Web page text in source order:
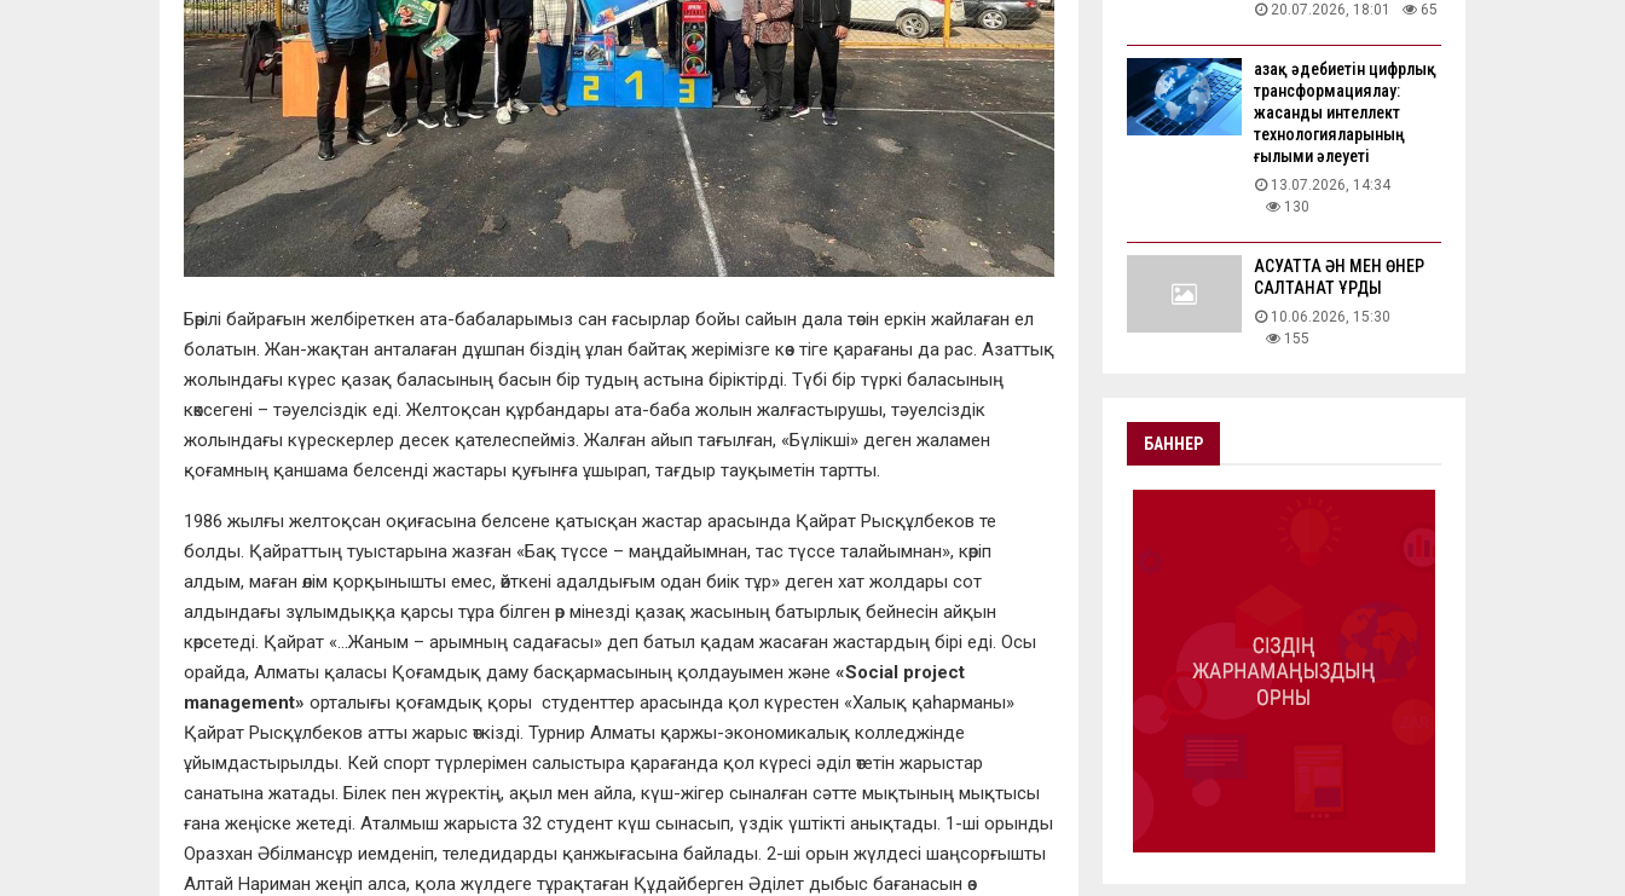
Бөрілі байрағын желбіреткен ата-бабаларымыз сан ғасырлар бойы сайын дала төсін еркін жайлаған ел
болатын. Жан-жақтан анталаған дұшпан біздің ұлан байтақ жерімізге көз тіге қарағаны да рас. Азаттық
жолындағы күрес қазақ баласының басын бір тудың астына біріктірді. Түбі бір түркі баласының
көксегені – тәуелсіздік еді. Желтоқсан құрбандары ата-баба жолын жалғастырушы, тәуелсіздік
жолындағы күрескерлер десек қателеспейміз. Жалған айып тағылған, «Бүлікші» деген жаламен
қоғамның қаншама белсенді жастары қуғынға ұшырап, тағдыр тауқыметін тартты.
1986 жылғы желтоқсан оқиғасына белсене қатысқан жастар арасында Қайрат Рысқұлбеков те
болды. Қайраттың туыстарына жазған «Бақ түссе – маңдайымнан, тас түссе талайымнан», көріп
алдым, маған өлім қорқынышты емес, өйткені адалдығым одан биік тұр» деген хат жолдары сот
алдындағы зұлымдыққа қарсы тұра білген өр мінезді қазақ жасының батырлық бейнесін айқын
көрсетеді. Қайрат «…Жаным – арымның садағасы» деп батыл қадам жасаған жастардың бірі еді. Осы
орайда, Алматы қаласы Қоғамдық даму басқармасының қолдауымен және «Social project
management» орталығы қоғамдық қоры студенттер арасында қол күрестен «Халық қаһарманы»
Қайрат Рысқұлбеков атты жарыс өткізді. Турнир Алматы қаржы-экономикалық колледжінде
ұйымдастырылды. Кей спорт түрлерімен салыстыра қарағанда қол күресі әділ өтетін жарыстар
санатына жатады. Білек пен жүректің, ақыл мен айла, күш-жігер сыналған сәтте мықтының мықтысы
ғана жеңіске жетеді. Аталмыш жарыста 32 студент күш сынасып, үздік үштікті анықтады. 1-ші орынды
Оразхан Әбілмансұр иемденіп, теледидарды қанжығасына байлады. 2-ші орын жүлдесі шаңсорғышты
Алтай Нариман жеңіп алса, қола жүлдеге тұрақтаған Құдайберген Әділет дыбыс бағанасын өз
20.07.2026, 18:01 65
Қазақ әдебиетін цифрлық
трансформациялау:
жасанды интеллект
технологияларының
ғылыми әлеуеті
13.07.2026, 14:34
130
АҚСУАТТА ӘН МЕН ӨНЕР
САЛТАНАТ ҚҰРДЫ
10.06.2026, 15:30
155
БАННЕР